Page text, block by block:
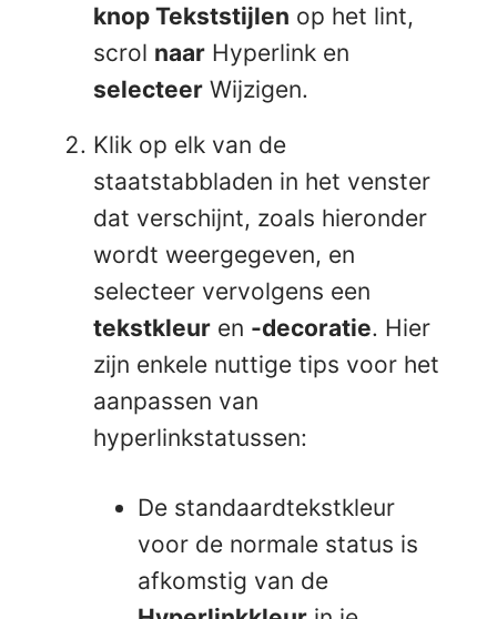
knop Tekststijlen op het lint,
scrol naar Hyperlink en
selecteer Wijzigen.
Klik op elk van de
staatstabbladen in het venster
dat verschijnt, zoals hieronder
wordt weergegeven, en
selecteer vervolgens een
tekstkleur en -decoratie. Hier
zijn enkele nuttige tips voor het
aanpassen van
hyperlinkstatussen:
De standaardtekstkleur
voor de normale status is
afkomstig van de